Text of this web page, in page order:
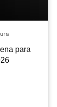
para